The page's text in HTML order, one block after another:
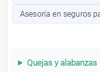
Asesoría en seguros
Quejas y alabanzas